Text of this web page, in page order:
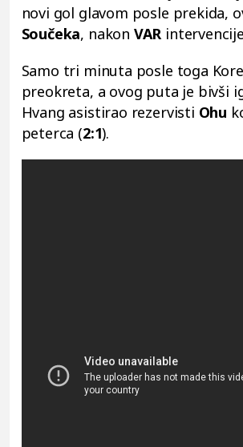
novi gol glavom posle prekida,
Součeka, nakon VAR
Samo tri minuta posle toga
preokreta, a ovog puta je bivši
Hvang asistirao rezervisti Ohu
peterca (2:1).